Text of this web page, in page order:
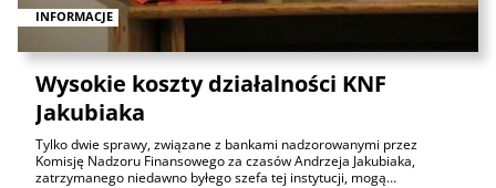
INFORMACJE
Wysokie koszty działalności KNF
Jakubiaka
Tylko dwie sprawy, związane z bankami nadzorowanymi przez
Komisję Nadzoru Finansowego za czasów Andrzeja Jakubiaka,
zatrzymanego niedawno byłego szefa tej instytucji, mogą…